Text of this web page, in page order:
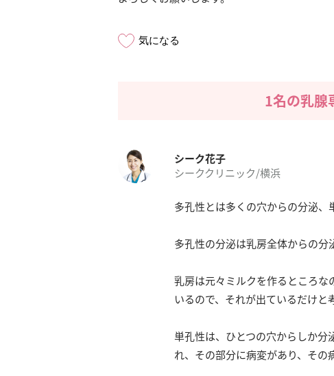
気になる
1名の乳腺
シーク花子
シーククリニック/横浜
多孔性とは多くの穴からの分泌、
多孔性の分泌は乳房全体からの分
乳房は元々ミルクを作るところな
いるので、それが出ているだけと
単孔性は、ひとつの穴からしか分
れ、その部分に病変があり、その